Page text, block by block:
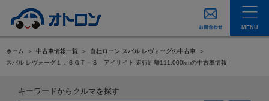
MENU
ホーム 中古車情報一覧
自社ローン スバル レヴォーグの中古車
スバル レヴォーグ１．６ＧＴ－Ｓ アイサイト 走行距離111,000kmの中古車情報
キーワードからクルマを探す